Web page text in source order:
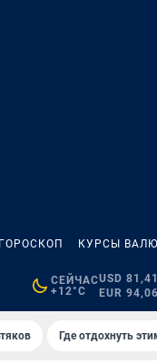
ГОРОСКОП КУРСЫ
СЕЙЧАС
+12°C
USD 81,41
EUR 94,06
Где отдохнуть